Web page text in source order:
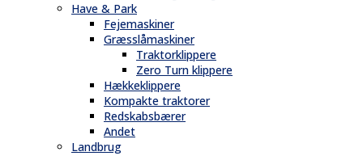
Have & Park
Fejemaskiner
Græsslåmaskiner
Traktorklippere
Zero Turn klippere
Hækkeklippere
Kompakte traktorer
Redskabsbærer
Andet
Landbrug